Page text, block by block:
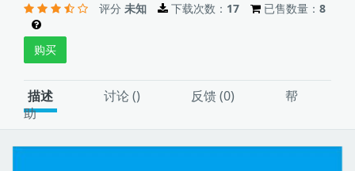
评分 未知 下载次数： 17 已售数量： 8
购买
描述 讨论 () 反馈 (0)
帮
助